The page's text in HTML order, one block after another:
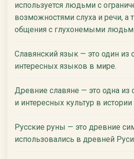
используется людьми с
возможностями слуха и речи, а
общения с глухонемыми
Славянский язык — это один из
интересных языков в мире.
Древние славяне — это одна из
и интересных культур в
Русские руны — это древние
использовались в древней Руси